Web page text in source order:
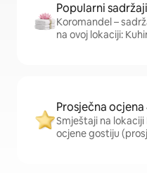
Popularni
Koromandel –
na ovoj lokaciji:
Prosječna ocjena
Smještaji na
ocjene gostiju